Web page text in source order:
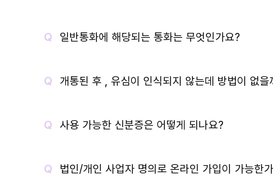
일반통화에 해당되는 통화는 무엇인가요?
개통된 후 , 유심이 인식되지 않는데 방법이 없을
사용 가능한 신분증은 어떻게 되나요?
법인/개인 사업자 명의로 온라인 가입이 가능한